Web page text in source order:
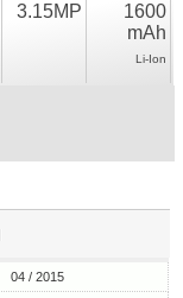
3.15MP
1600
mAh
Li-Ion
04 / 2015